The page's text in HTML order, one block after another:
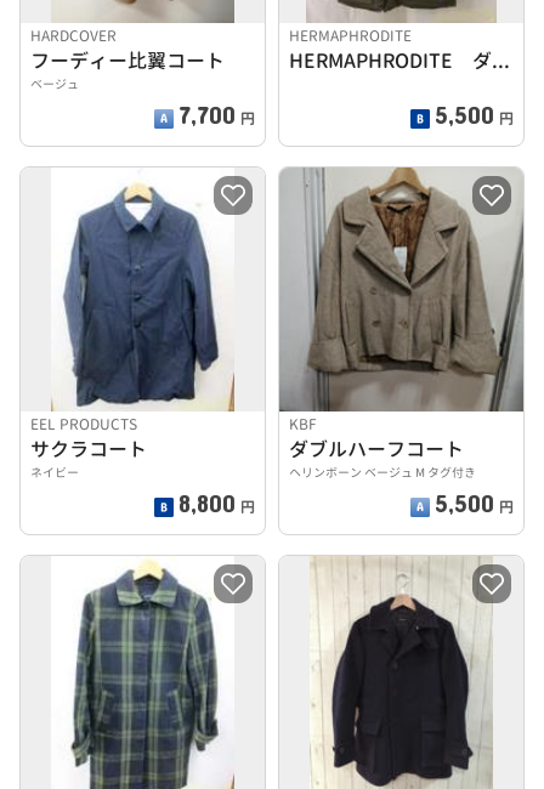
HARDCOVER
フーディー比翼コート
ベージュ
7,700 円
HERMAPHRODITE
HERMAPHRODITE ダウンコート
5,500 円
EEL PRODUCTS
サクラコート
ネイビー
8,800 円
KBF
ダブルハーフコート
ヘリンボーン ベージュ M タグ付き
5,500 円